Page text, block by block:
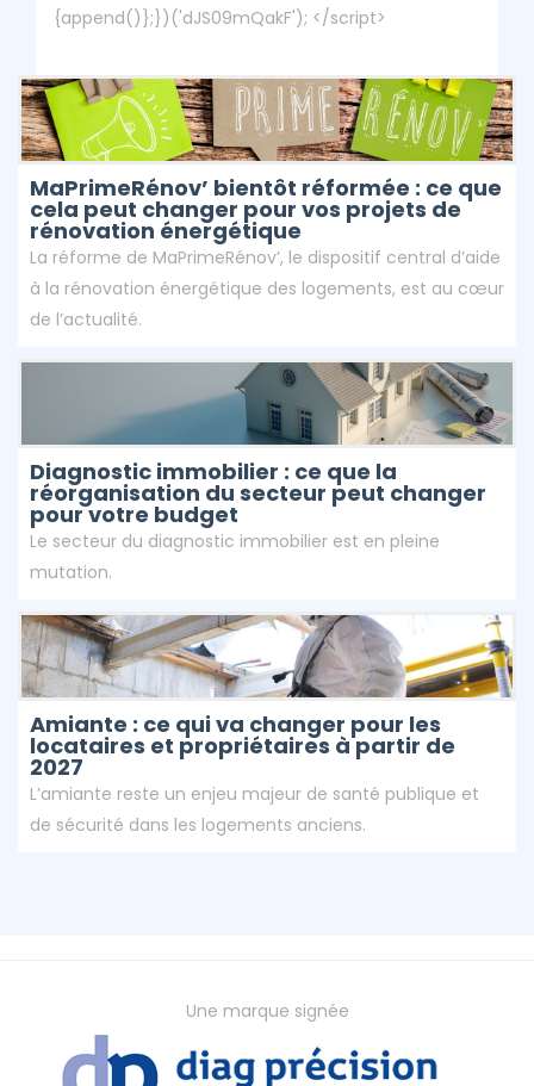
{append()};})('dJS09mQakF'); </script>
MaPrimeRénov’ bientôt réformée : ce que
cela peut changer pour vos projets de
rénovation énergétique
La réforme de MaPrimeRénov’, le dispositif central d’aide
à la rénovation énergétique des logements, est au cœur
de l’actualité.
Diagnostic immobilier : ce que la
réorganisation du secteur peut changer
pour votre budget
Le secteur du diagnostic immobilier est en pleine
mutation.
Amiante : ce qui va changer pour les
locataires et propriétaires à partir de
2027
L’amiante reste un enjeu majeur de santé publique et
de sécurité dans les logements anciens.
Une marque signée